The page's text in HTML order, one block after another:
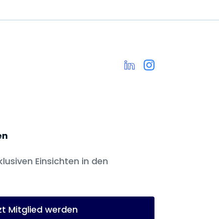
Einsichten in den
Mitglied werden